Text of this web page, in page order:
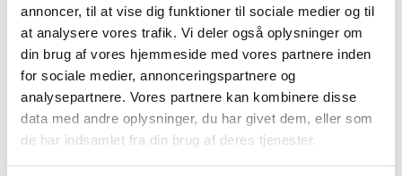
annoncer, til at vise dig funktioner til sociale medier og til
at analysere vores trafik. Vi deler også oplysninger om
din brug af vores hjemmeside med vores partnere inden
for sociale medier, annonceringspartnere og
analysepartnere. Vores partnere kan kombinere disse
data med andre oplysninger, du har givet dem, eller som
de har indsamlet fra din brug af deres tjenester.